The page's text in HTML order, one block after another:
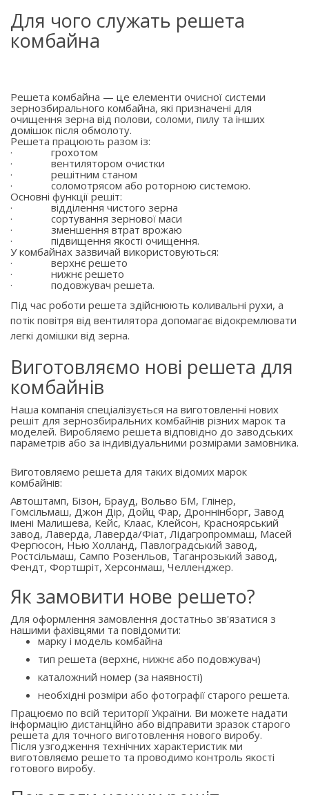
Для чого служать решета
комбайна
Решета комбайна — це елементи очисної системи
зернозбирального комбайна, які призначені для
очищення зерна від полови, соломи, пилу та інших
домішок після обмолоту.
Решета працюють разом із:
·
грохотом
·
вентилятором очистки
·
решітним станом
·
соломотрясом або роторною системою.
Основні функції решіт:
·
відділення чистого зерна
·
сортування зернової маси
·
зменшення втрат врожаю
·
підвищення якості очищення.
У комбайнах зазвичай використовуються:
·
верхнє решето
·
нижнє решето
·
подовжувач решета.
Під час роботи решета здійснюють коливальні рухи, а
потік повітря від вентилятора допомагає відокремлювати
легкі домішки від зерна.
Виготовляємо нові решета для
комбайнів
Наша компанія спеціалізується на виготовленні нових
решіт для зернозбиральних комбайнів різних марок та
моделей. Виробляємо решета відповідно до заводських
параметрів або за індивідуальними розмірами замовника.
Виготовляємо решета для таких відомих марок
комбайнів:
Автоштамп, Бізон, Брауд, Вольво БМ, Глінер,
Гомсільмаш, Джон Дір, Дойц Фар, Дроннінборг, Завод
імені Малишева, Кейс, Клаас, Клейсон, Красноярський
завод, Лаверда, Лаверда/Фіат, Лідагропроммаш, Масей
Фергюсон, Нью Холланд, Павлоградський завод,
Ростсільмаш, Сампо Розенльов, Таганрозький завод,
Фендт, Фортшріт, Херсонмаш, Челленджер.
Як замовити нове решето?
Для оформлення замовлення достатньо зв'язатися з
нашими фахівцями та повідомити:
марку і модель комбайна
тип решета (верхнє, нижнє або подовжувач)
каталожний номер (за наявності)
необхідні розміри або фотографії старого решета.
Працюємо по всій території України. Ви можете надати
інформацію дистанційно або відправити зразок старого
решета для точного виготовлення нового виробу.
Після узгодження технічних характеристик ми
виготовляємо решето та проводимо контроль якості
готового виробу.